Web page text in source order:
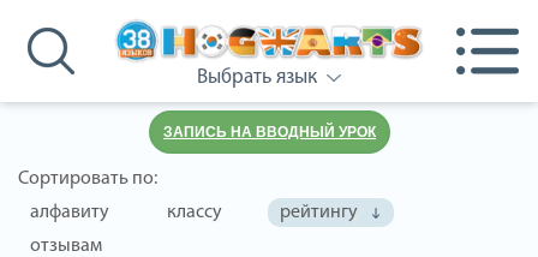
Выбрать язык
ЗАПИСЬ НА ВВОДНЫЙ УРОК
Сортировать по:
алфавиту
классу
рейтингу
отзывам